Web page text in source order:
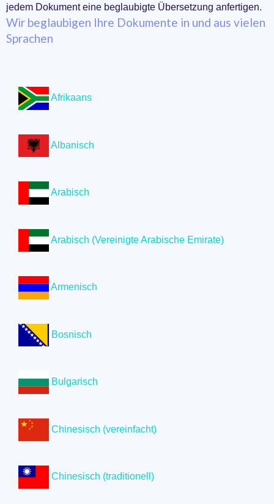
jedem Dokument eine beglaubigte Übersetzung anfertigen.
Wir beglaubigen Ihre Dokumente in und aus vielen
Sprachen
Afrikaans
Albanisch
Arabisch
Arabisch (Vereinigte Arabische Emirate)
Armenisch
Bosnisch
Bulgarisch
Chinesisch (vereinfacht)
Chinesisch (traditionell)